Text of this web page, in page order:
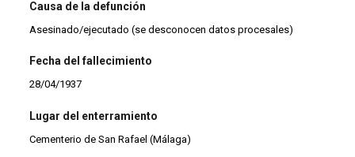
Causa de la defunción
Asesinado/ejecutado (se desconocen datos procesales)
Fecha del fallecimiento
28/04/1937
Lugar del enterramiento
Cementerio de San Rafael (Málaga)